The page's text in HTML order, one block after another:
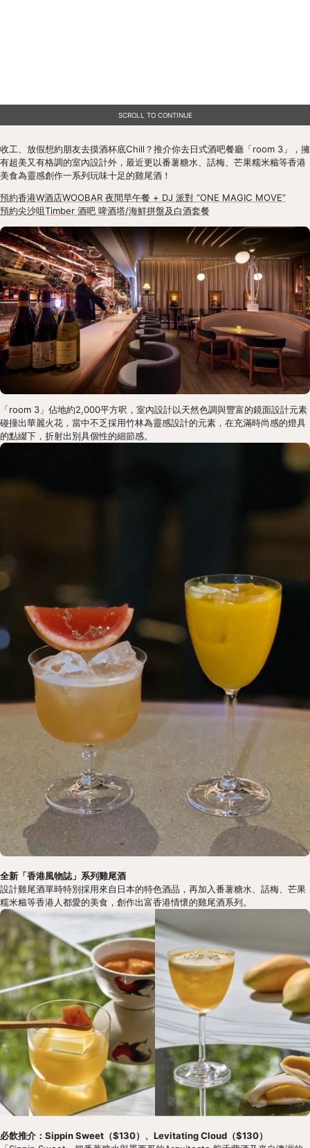
SCROLL TO CONTINUE
收工、放假想約朋友去摸酒杯底Chill？推介你去日式酒吧餐廳「room 3」，擁
有超美又有格調的室內設計外，最近更以番薯糖水、話梅、芒果糯米糍等香港
美食為靈感創作一系列玩味十足的雞尾酒！
預約香港W酒店WOOBAR 夜間早午餐 + DJ 派對 “ONE MAGIC MOVE”
預約尖沙咀Timber 酒吧 啤酒塔/海鮮拼盤及白酒套餐
「room 3」佔地約2,000平方呎，室內設計以天然色調與豐富的鏡面設計元素
碰撞出華麗火花，當中不乏採用竹林為靈感設計的元素，在充滿時尚感的燈具
的點綴下，折射出別具個性的細節感。
全新「香港風物誌」系列雞尾酒
設計雞尾酒單時特別採用來自日本的特色酒品，再加入番薯糖水、話梅、芒果
糯米糍等香港人都愛的美食，創作出富香港情懷的雞尾酒系列。
必飲推介：Sippin Sweet（$130）、Levitating Cloud（$130）